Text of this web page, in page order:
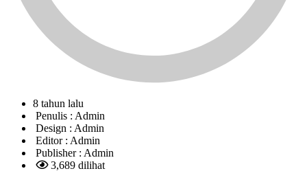
8 tahun lalu
Penulis : Admin
Design : Admin
Editor : Admin
Publisher : Admin
3,689 dilihat